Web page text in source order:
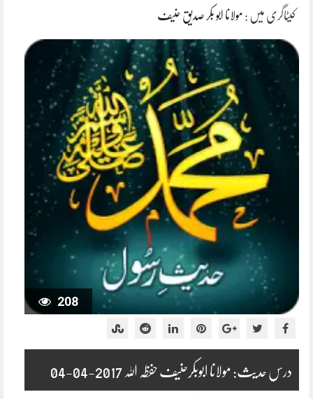
کیٹاگری میں : مولانا ابو بکر صدیق حنیف
208
درس حدیث: مولانا ابوبکرحنیف حفظہ اللہ 2017-04-04